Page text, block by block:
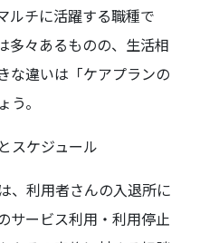
ルチに活躍する職種で
多々あるものの、生活相
な違いは「ケアプランの
。
スケジュール
、利用者さんの入退所に
サービス利用・利用停止